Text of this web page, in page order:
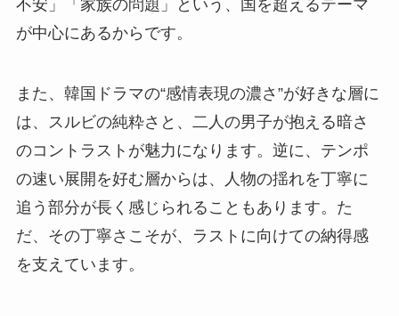
不安」「家族の問題」という、国を超えるテーマ
が中心にあるからです。
また、韓国ドラマの“感情表現の濃さ”が好きな層に
は、スルビの純粋さと、二人の男子が抱える暗さ
のコントラストが魅力になります。逆に、テンポ
の速い展開を好む層からは、人物の揺れを丁寧に
追う部分が長く感じられることもあります。た
だ、その丁寧さこそが、ラストに向けての納得感
を支えています。